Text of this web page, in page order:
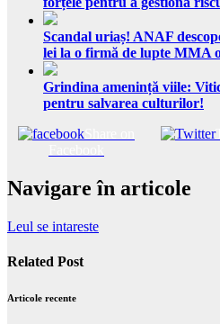
Scandal uriaș! ANAF
lei la o firmă de lupte MMA
Grindina amenință viile:
pentru salvarea culturilor!
Navigare în articole
Leul se intareste
Related Post
Articole recente